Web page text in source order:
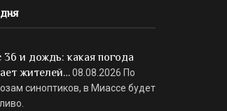
и дождь: какая погода
жителей…08.08.2026 По
синоптиков, в Миассе будет